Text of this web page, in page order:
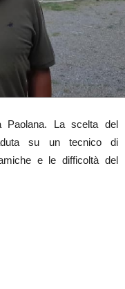
Paolana. La scelta del
su un tecnico di
e le difficoltà del